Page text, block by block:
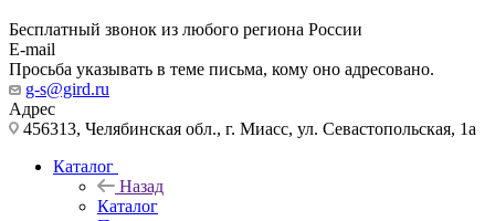
Бесплатный звонок из любого региона России
E-mail
Просьба указывать в теме письма, кому оно адресовано.
g-s@gird.ru
Адрес
456313, Челябинская обл., г. Миасс, ул. Севастопольская, 1а
Каталог
Назад
Каталог